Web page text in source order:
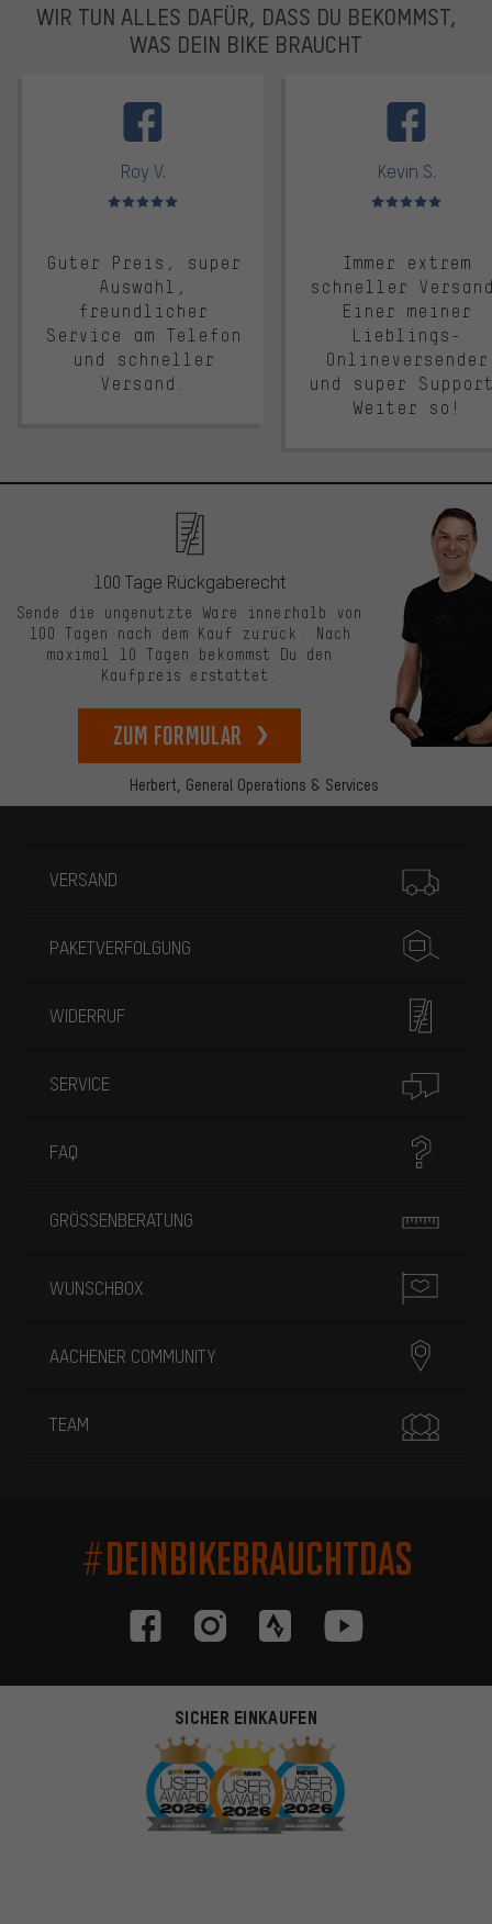
WIR TUN ALLES DAFÜR, DASS DU BEKOMMST,
WAS DEIN BIKE BRAUCHT
Roy V.
Bewertungen: 5 von 5
Guter Preis, super
Auswahl,
freundlicher
Service am Telefon
und schneller
Versand.
Kevin S.
Bewertungen: 5 von 5
Immer extrem
schneller
Einer meiner
Lieblings-
Onlineversender
und super
Weiter so!
Herbert, General Operations & Services
100 Tage Rückgaberecht
Sende die ungenutzte Ware innerhalb von
100 Tagen nach dem Kauf zurück. Nach
maximal 10 Tagen bekommst Du den
Kaufpreis erstattet.
zum Formular
VERSAND
PAKETVERFOLGUNG
WIDERRUF
SERVICE
FAQ
GRÖSSENBERATUNG
WUNSCHBOX
AACHENER COMMUNITY
TEAM
#DEINBIKEBRAUCHTDAS
SICHER EINKAUFEN